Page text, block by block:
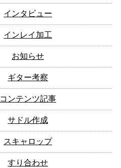
インタビュー
インレイ加工
お知らせ
ギター考察
コンテンツ記事
サドル作成
スキャロップ
すり合わせ